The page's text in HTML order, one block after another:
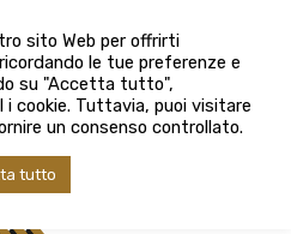
3759025
sito Web per offrirti
le tue preferenze e
su "Accetta tutto",
cookie. Tuttavia, puoi visitare
un consenso controllato.
tutto